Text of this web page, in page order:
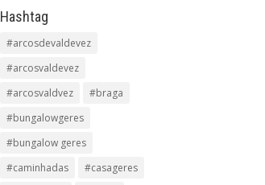
Hashtag
#arcosdevaldevez
#arcosvaldevez
#arcosvaldvez
#braga
#bungalowgeres
#bungalow geres
#caminhadas
#casageres